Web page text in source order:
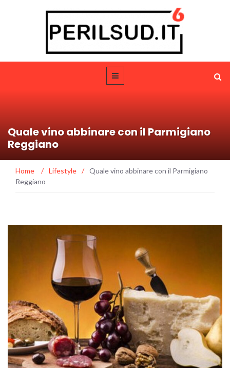
Quale vino abbinare con il Parmigiano
Reggiano
Home / Lifestyle / Quale vino abbinare con il Parmigiano
Reggiano